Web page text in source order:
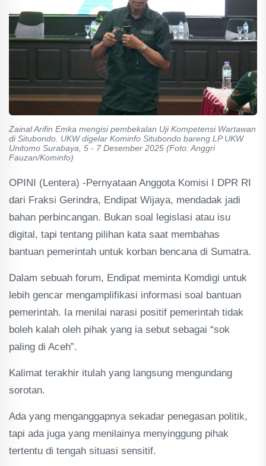
Zainal Arifin Emka mengisi pembekalan Uji Kompetensi Wartawan
di Situbondo. UKW digelar Kominfo Situbondo bareng LP UKW
Unitomo Surabaya, 5 - 7 Desember 2025 (Foto: Anggri
Fauzan/Kominfo)
OPINI (Lentera) -Pernyataan Anggota Komisi I DPR RI
dari Fraksi Gerindra, Endipat Wijaya, mendadak jadi
bahan perbincangan. Bukan soal legislasi atau isu
digital, tapi tentang pilihan kata saat membahas
bantuan pemerintah untuk korban bencana di Sumatra.
Dalam sebuah forum, Endipat meminta Komdigi untuk
lebih gencar mengamplifikasi informasi soal bantuan
pemerintah. Ia menilai narasi positif pemerintah tidak
boleh kalah oleh pihak yang ia sebut sebagai “sok
paling di Aceh”.
Kalimat terakhir itulah yang langsung mengundang
sorotan.
Ada yang menganggapnya sekadar penegasan politik,
tapi ada juga yang menilainya menyinggung pihak
tertentu di tengah situasi sensitif.